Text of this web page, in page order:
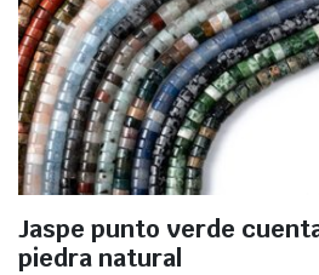
Jaspe punto verde
piedra natural